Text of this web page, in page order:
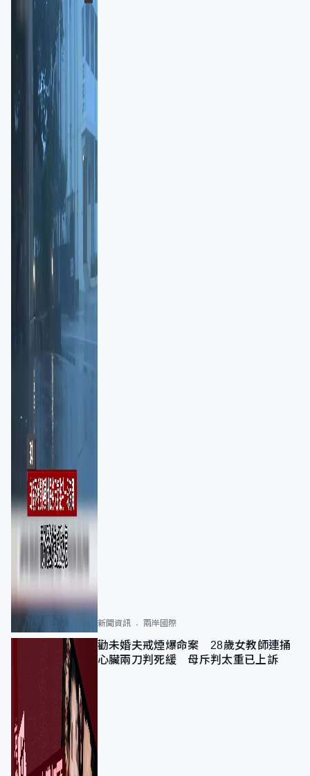
新聞資訊 兩岸國際
勸未婚夫戒煙爆命案 28歲女教師連捅
心臟兩刀判死緩 母斥判太重已上訴